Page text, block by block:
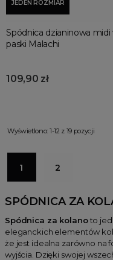
JEDEN ROZMIAR
Spódnica dzianinowa midi
paski Malachi
109,90 zł
Wyświetlono: 1-12 z 19 pozycji
1 2
SPÓDNICA ZA
Spódnica za kolanoto
eleganckich elementów
że jest idealna zarówno na
wyjścia. Dzięki swojej